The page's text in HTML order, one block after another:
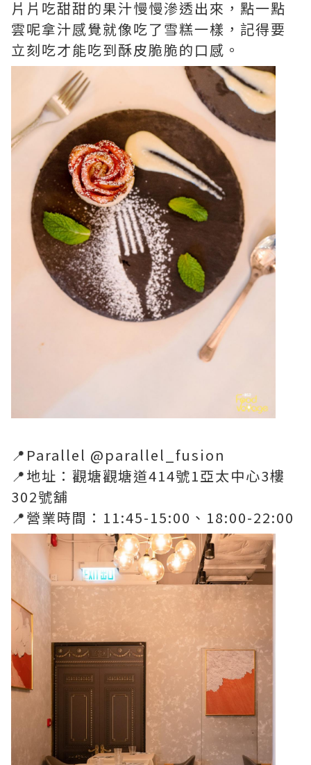
片片吃甜甜的果汁慢慢滲透出來，點一點
雲呢拿汁感覺就像吃了雪糕一樣，記得要
立刻吃才能吃到酥皮脆脆的口感。
📍Parallel @parallel_fusion
📍地址：觀塘觀塘道414號1亞太中心3樓
302號舖
📍營業時間：11:45-15:00、18:00-22:00